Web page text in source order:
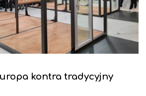
kontra tradycyjny